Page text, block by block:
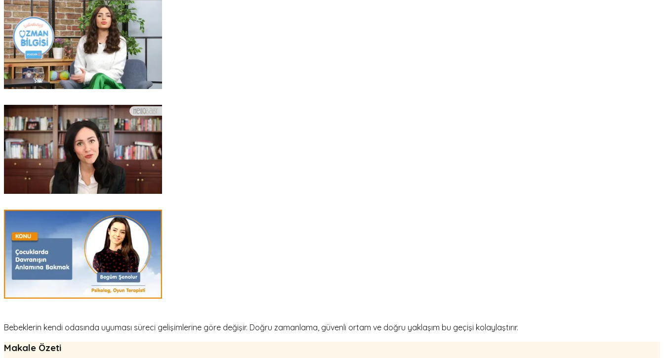
Bebeklerin kendi odasında uyuması süreci gelişimlerine göre değişir. Doğru zamanlama, güvenli ortam ve doğru yaklaşım bu geçişi kolaylaştırır.
Makale Özeti